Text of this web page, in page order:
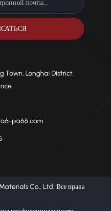
Town, Longhai District,
pa66.com
Co., Ltd. Все права